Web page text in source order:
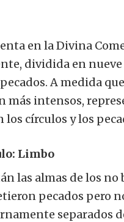
en la Divina
dividida en
A medida
más intensos,
los círculos y los
Limbo
las almas de los
pecados pero
separados